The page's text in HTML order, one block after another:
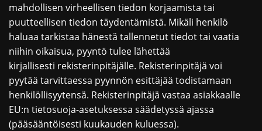
mahdollisen virheellisen tiedon korjaamista tai
puutteellisen tiedon täydentämistä. Mikäli henkilö
haluaa tarkistaa hänestä tallennetut tiedot tai vaatia
niihin oikaisua, pyyntö tulee lähettää
kirjallisesti rekisterinpitäjälle. Rekisterinpitäjä voi
pyytää tarvittaessa pyynnön esittäjää todistamaan
henkilöllisyytensä. Rekisterinpitäjä vastaa asiakkaalle
EU:n tietosuoja-asetuksessa säädetyssä ajassa
(pääsääntöisesti kuukauden kuluessa).